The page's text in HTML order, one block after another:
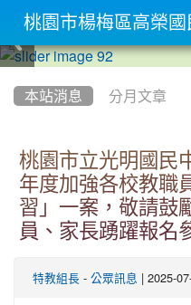
本站消息 分月文章
桃園市立光明國民
年度加強各校教職
習」一案，敬請鼓
員、家長踴躍報名
特教組長 - 公眾訊息 | 2025-
桃園市楊梅區高榮國